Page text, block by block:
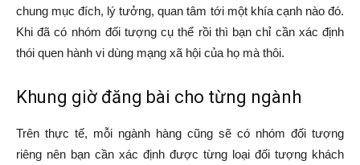
chung mục đích, lý tưởng, quan tâm tới một khía cạnh nào đó.
Khi đã có nhóm đối tượng cụ thể rồi thì bạn chỉ cần xác định
thói quen hành vi dùng mạng xã hội của họ mà thôi.
Khung giờ đăng bài cho từng ngành
Trên thực tế, mỗi ngành hàng cũng sẽ có nhóm đối tượng
riêng nên bạn cần xác định được từng loại đối tượng khách